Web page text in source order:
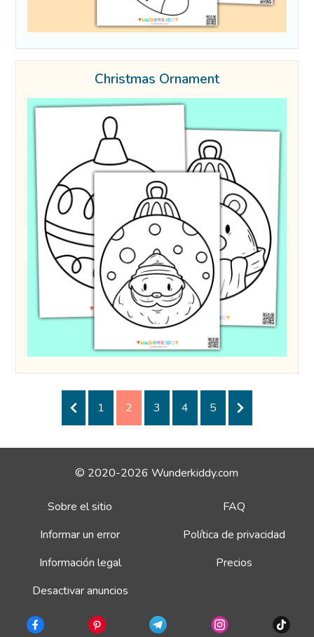
Christmas Ornament
1 2 3 4 5
© 2020-2026 Wunderkiddy.com
Sobre el sitio
FAQ
Informar un error
Política de privacidad
Información legal
Precios
Desactivar anuncios